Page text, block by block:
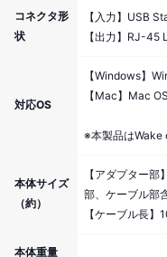
コネクタ形
状
【入力】USB
【出力】RJ-45
対応OS
【Windows】
【Mac】Mac
※本製品はWake
本体サイズ
（約）
【アダプター
部、ケーブル部
【ケーブル長】
本体重量